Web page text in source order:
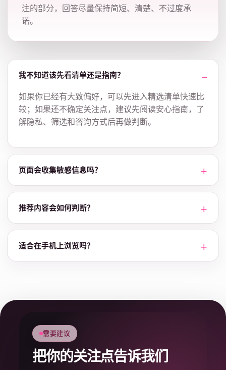
注的部分，回答尽量保持简短、清楚、不过度承
诺。
我不知道该先看清单还是指南？
如果你已经有大致偏好，可以先进入精选清单快速比
较；如果还不确定关注点，建议先阅读安心指南，了
解隐私、筛选和咨询方式后再做判断。
页面会收集敏感信息吗？
推荐内容会如何判断？
适合在手机上浏览吗？
需要建议
把你的关注点告诉我们